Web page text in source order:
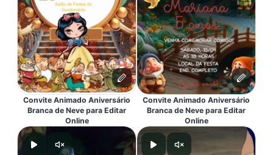
Convite Animado Aniversário
Branca de Neve para Editar
Online
Convite Animado Aniversário
Branca de Neve para Editar
Online